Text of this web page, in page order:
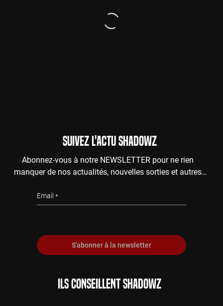
SUIVEZ L'ACTU SHADOWZ
Abonnez-vous à notre NEWSLETTER pour ne rien
manquer de nos actualités, nouvelles sorties et autres
Email
S'abonner à la newsletter
ILS CONSEILLENT SHADOWZ